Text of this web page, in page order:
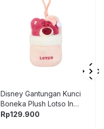
Disney Gantungan Kunci
Boneka Plush Lotso In
Bucket - Pink
Rp129.900